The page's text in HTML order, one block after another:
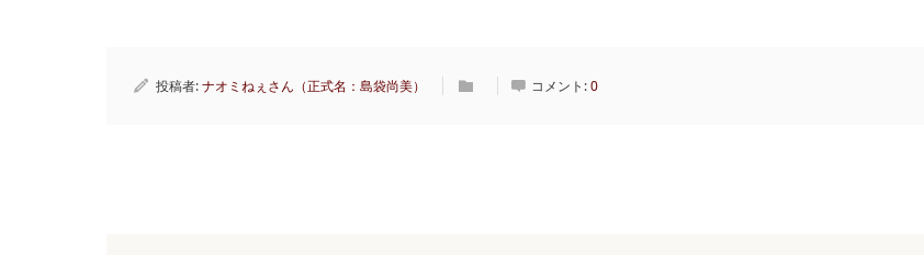
投稿者:ナオミねぇさん（正式名：島袋尚美） コメント:0